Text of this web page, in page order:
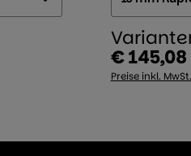
Regulärer
€ 145,08
Preise inkl.